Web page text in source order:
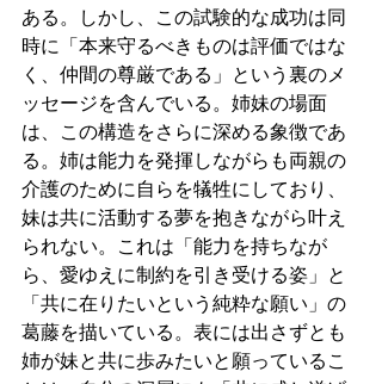
ある。しかし、この試験的な成功は同
時に「本来守るべきものは評価ではな
く、仲間の尊厳である」という裏のメ
ッセージを含んでいる。姉妹の場面
は、この構造をさらに深める象徴であ
る。姉は能力を発揮しながらも両親の
介護のために自らを犠牲にしており、
妹は共に活動する夢を抱きながら叶え
られない。これは「能力を持ちなが
ら、愛ゆえに制約を引き受ける姿」と
「共に在りたいという純粋な願い」の
葛藤を描いている。表には出さずとも
姉が妹と共に歩みたいと願っているこ